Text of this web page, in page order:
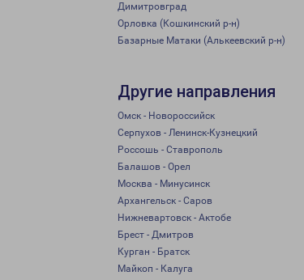
Димитровград
Орловка (Кошкинский р-н)
Базарные Матаки (Алькеевский р-н)
Другие направления
Омск - Новороссийск
Серпухов - Ленинск-Кузнецкий
Россошь - Ставрополь
Балашов - Орел
Москва - Минусинск
Архангельск - Саров
Нижневартовск - Актобе
Брест - Дмитров
Курган - Братск
Майкоп - Калуга